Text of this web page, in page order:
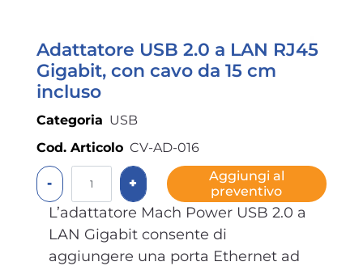
Adattatore USB 2.0 a LAN RJ45
Gigabit, con cavo da 15 cm
incluso
Categoria USB
Cod. Articolo CV-AD-016
Quantità
Aggiungi al
preventivo
L’adattatore Mach Power USB 2.0 a
LAN Gigabit consente di
aggiungere una porta Ethernet ad